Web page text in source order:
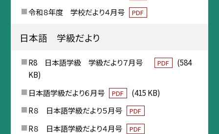
令和８年度 学校だより４月号 PDF
日本語 学級だより
R8 日本語学級 学級だより７月号 PDF
(584
KB)
日本語学級だより６月号
PDF
(415 KB)
R８ 日本語学級だより５月号
PDF
R８ 日本語学級だより４月号 PDF